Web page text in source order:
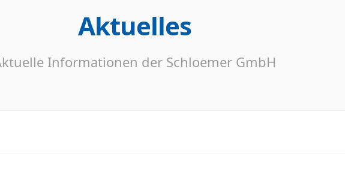
Aktuelles
Informationen der Schloemer GmbH